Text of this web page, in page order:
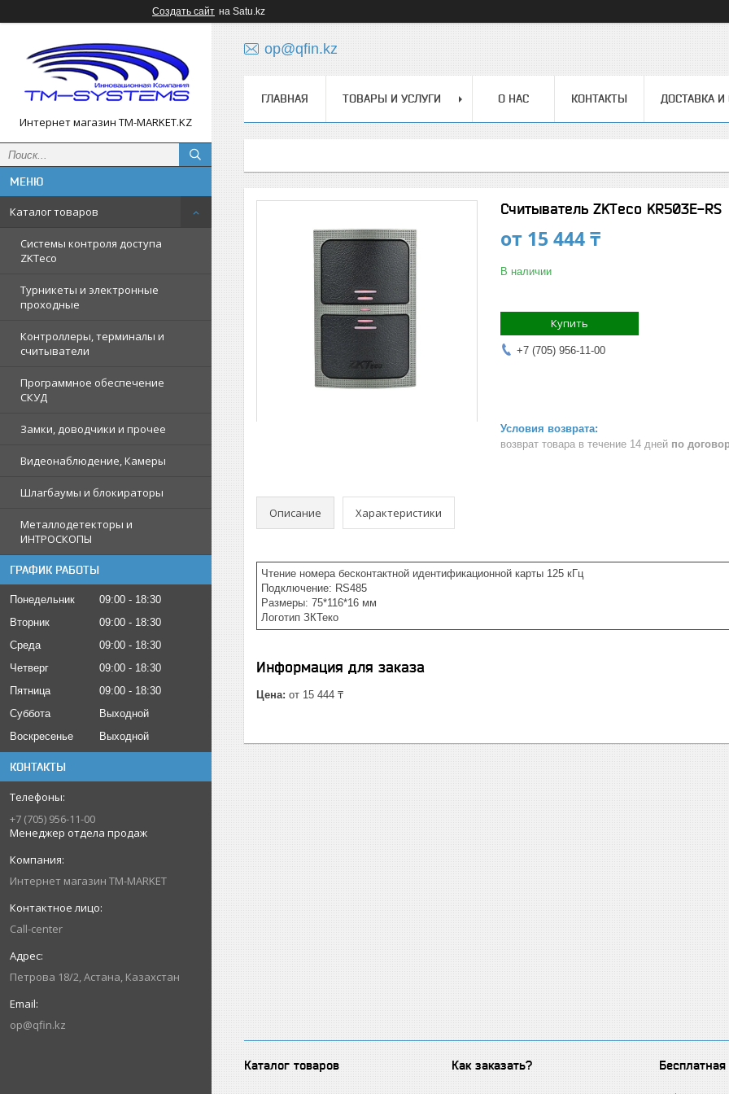
Создать сайт на Satu.kz
Интернет магазин TM-MARKET.KZ
Каталог товаров
Cистемы контроля доступа
ZKTeco
Турникеты и электронные
проходные
Контроллеры, терминалы и
считыватели
Программное обеспечение
СКУД
Замки, доводчики и прочее
Видеонаблюдение, Камеры
Шлагбаумы и блокираторы
Металлодетекторы и
ИНТРОСКОПЫ
ГРАФИК РАБОТЫ
Понедельник 09:00
18:30
Вторник
09:00
18:30
Среда
09:00
18:30
Четверг
09:00
18:30
Пятница
09:00
18:30
Суббота
Выходной
Воскресенье
Выходной
КОНТАКТЫ
+7 (705) 956-11-00
Менеджер отдела продаж
Интернет магазин TM-MARKET
Call-center
Петрова 18/2, Астана, Казахстан
op@qfin.kz
op@qfin.kz
ГЛАВНАЯ ТОВАРЫ И УСЛУГИ О НАС КОНТАКТЫ ДОСТАВКА И
Считыватель ZKTeco KR503E-RS
от 15 444 ₸
В наличии
Купить
+7 (705) 956-11-00
возврат товара в течение 14 дней по
Описание Характеристики
Чтение номера бесконтактной идентификационной карты 125 кГц
Подключение: RS485
Размеры: 75*116*16 мм
Логотип ЗКТеко
Информация для заказа
Цена: от 15 444 ₸
Каталог товаров Как заказать?